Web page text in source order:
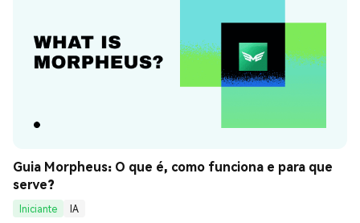
Guia Morpheus: O que é, como funciona e para que
serve?
Iniciante
IA